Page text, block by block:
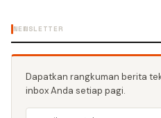
NEWSLETTER
Dapatkan rangkuman berita
inbox Anda setiap pagi.